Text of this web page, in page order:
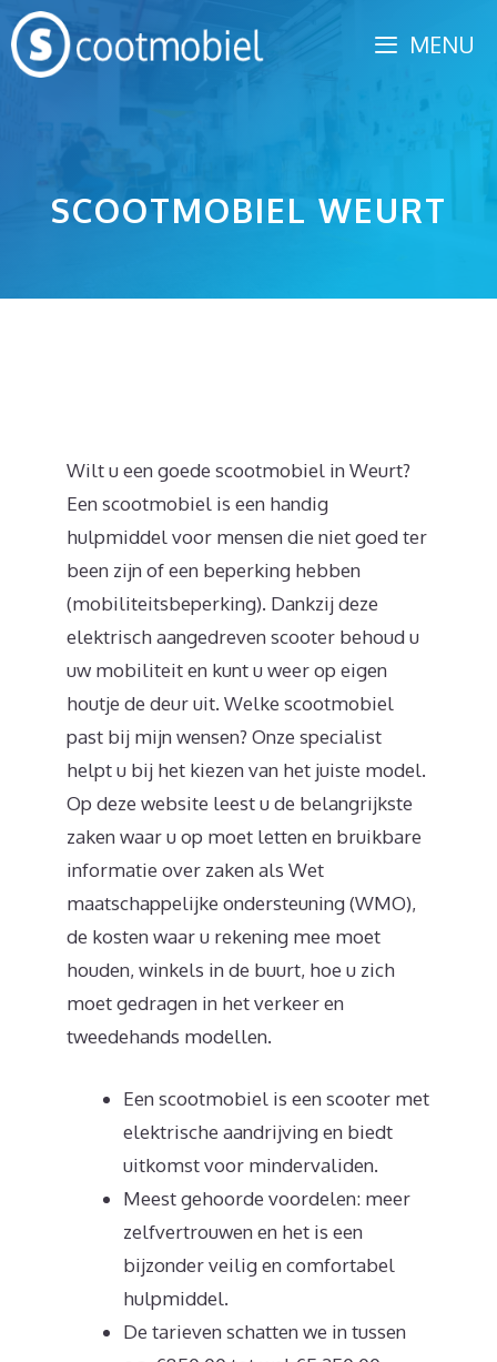
Spring
naar
inhoud
MENU
SCOOTMOBIEL WEURT
Wilt u een goede scootmobiel in Weurt?
Een scootmobiel is een handig
hulpmiddel voor mensen die niet goed ter
been zijn of een beperking hebben
(mobiliteitsbeperking). Dankzij deze
elektrisch aangedreven scooter behoud u
uw mobiliteit en kunt u weer op eigen
houtje de deur uit. Welke scootmobiel
past bij mijn wensen? Onze specialist
helpt u bij het kiezen van het juiste model.
Op deze website leest u de belangrijkste
zaken waar u op moet letten en bruikbare
informatie over zaken als Wet
maatschappelijke ondersteuning (WMO),
de kosten waar u rekening mee moet
houden, winkels in de buurt, hoe u zich
moet gedragen in het verkeer en
tweedehands modellen.
Een scootmobiel is een scooter met
elektrische aandrijving en biedt
uitkomst voor mindervaliden.
Meest gehoorde voordelen: meer
zelfvertrouwen en het is een
bijzonder veilig en comfortabel
hulpmiddel.
De tarieven schatten we in tussen